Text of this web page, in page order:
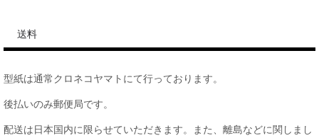
送料
型紙は通常クロネコヤマトにて行っております。
後払いのみ郵便局です。
配送は日本国内に限らせていただきます。また、離島などに関しまし